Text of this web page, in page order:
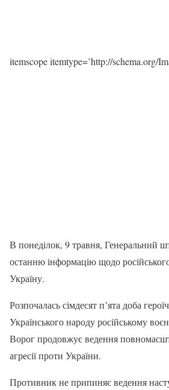
itemscope itemtype=’http://schema.org/
В понеділок, 9 травня, Генеральний
останню інформацію щодо
Україну.
Розпочалась сімдесят пʼята доба
Українського народу російському
Ворог продовжує ведення
агресії проти України.
Противник не припиняє ведення